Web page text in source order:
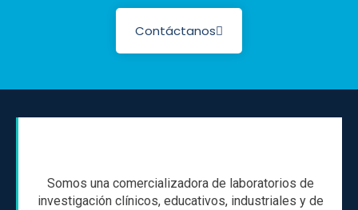
Contáctanos
Somos una comercializadora de laboratorios de
investigación clínicos, educativos, industriales y de